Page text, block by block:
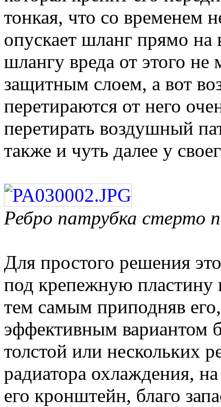
тонкая, что со временем
опускает шланг прямо
шлангу вреда от этого
защитным слоем, а вот
перетираются от него
перетирать воздушный
также и чуть далее у
Ребро патрубка стерто
Для простого решения
под крепежную пластину
тем самым приподняв
эффективным вариантом
толстой или нескольких
радиатора охлаждения,
его кронштейн, благо